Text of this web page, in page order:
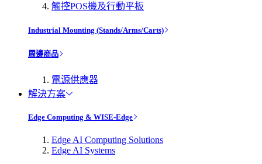
觸控POS機及行動平板
Industrial Mounting (Stands/Arms/Carts)
周邊商品
電源供應器
解決方案
Edge Computing & WISE-Edge
Edge AI Computing Solutions
Edge AI Systems